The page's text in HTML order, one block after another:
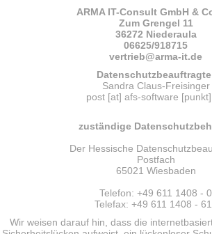
ARMA IT-Consult GmbH &
Zum Grengel 11
36272 Niederaula
06625/918715
vertrieb@arma-it.de
Sandra Claus-Freisinger
post [at] afs-software
zuständige
Der Hessische
Postfach
65021 Wiesbaden
Telefon: +49 611 1408 - 0
Telefax: +49 611 1408 -
Wir weisen darauf hin, dass die